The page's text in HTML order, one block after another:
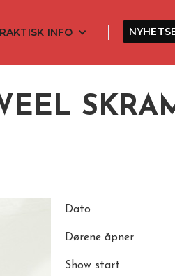
INFO
Dato
Dørene åpner
Show start